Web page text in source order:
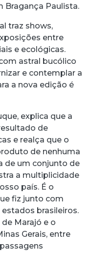
Bragança Paulista.
traz shows,
entre
e ecológicas.
astral bucólico
e contemplar a
a nova edição é
explica que a
de
e realça que o
de nenhuma
de um conjunto de
a multiplicidade
país. É o
fiz junto com
brasileiros.
Marajó e o
Gerais, entre